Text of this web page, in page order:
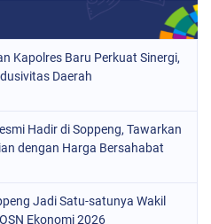
(147)
(1021)
(220)
(1887)
Kapolres Baru Perkuat Sinergi,
Daerah
Hadir di Soppeng, Tawarkan
dengan Harga Bersahabat
Jadi Satu-satunya Wakil
Ekonomi 2026